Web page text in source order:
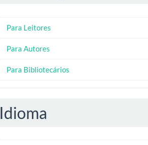
Para Leitores
Para Autores
Para Bibliotecários
Idioma